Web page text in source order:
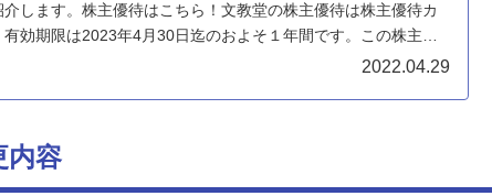
介します。株主優待はこちら！文教堂の株主優待は株主優待カ
効期限は2023年4月30日迄のおよそ１年間です。この株主優
2022.04.29
内容